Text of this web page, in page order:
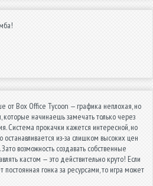
от Box Office Tycoon — графика неплохая, но
которые начинаешь замечать только через
Система прокачки кажется интересной, но
останавливается из-за слишком высоких цен
возможность создавать собственные
кастом — это действительно круто! Если
постоянная гонка за ресурсами, то игра может